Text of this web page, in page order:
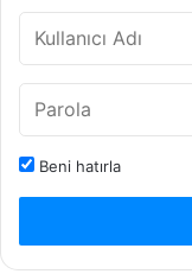
Beni hatırla